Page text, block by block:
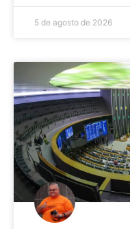
5 de agosto de 2026